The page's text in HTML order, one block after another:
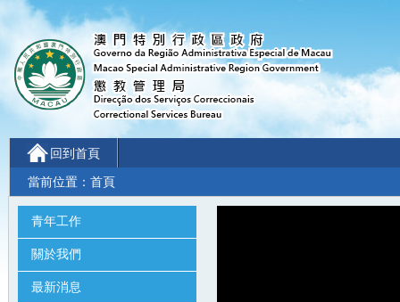
回到首頁
當前位置： 首頁
青年工作
關於我們
最新消息